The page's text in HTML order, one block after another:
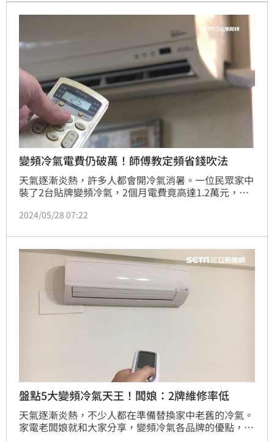
變頻冷氣電費仍破萬！師傅教定頻省錢吹法
天氣逐漸炎熱，許多人都會開冷氣消暑。一位民眾家中
裝了2台貼牌變頻冷氣，2個月電費竟高達1.2萬元，讓
錢吹法，2個月電費不到2000元。
2024/05/28 07:22
盤點5大變頻冷氣天王！闆娘：2牌維修率低
天氣逐漸炎熱，不少人都在準備替換家中老舊的冷氣。
家電老闆娘就和大家分享，變頻冷氣各品牌的優點，提